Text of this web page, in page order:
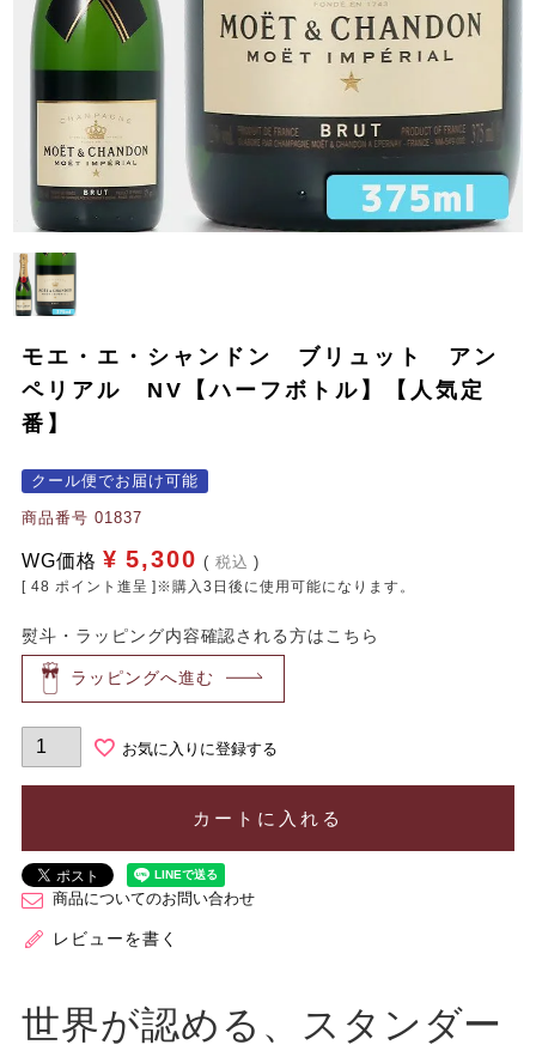
モエ・エ・シャンドン ブリュット アン
ペリアル NV【ハーフボトル】【人気定
番】
クール便でお届け可能
商品番号 01837
WG価格 ¥ 5,300 税込
[ 48 ポイント進呈 ]※購入3日後に使用可能になります。
熨斗・ラッピング内容確認される方はこちら
ラッピングへ進む
お気に入りに登録する
カートに入れる
商品についてのお問い合わせ
レビューを書く
世界が認める、スタンダー